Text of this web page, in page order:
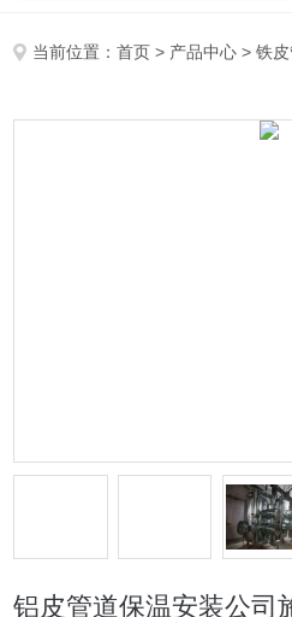
当前位置：首页 > 产品中心 >铁
铝皮管道保温安装公司